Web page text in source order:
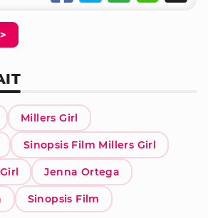
>
Millers Girl
Sinopsis Film Millers Girl
Jenna Ortega
Sinopsis Film